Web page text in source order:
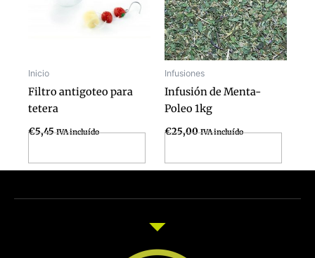
Inicio
Filtro antigoteo para
tetera
€5,45 IVA incluído
Infusiones
Infusión de Menta-
Poleo 1kg
€25,00 IVA incluído